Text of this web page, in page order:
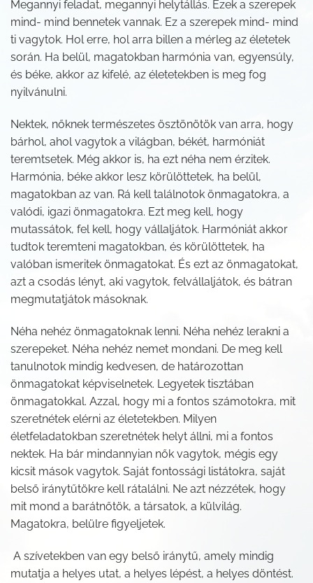
Megannyi feladat, megannyi helytállás. Ezek a szerepek
mind- mind bennetek vannak. Ez a szerepek mind- mind
ti vagytok. Hol erre, hol arra billen a mérleg az életetek
során. Ha belül, magatokban harmónia van, egyensúly,
és béke, akkor az kifelé, az életetekben is meg fog
nyilvánulni.
Nektek, nőknek természetes ösztönötök van arra, hogy
bárhol, ahol vagytok a világban, békét, harmóniát
teremtsetek. Még akkor is, ha ezt néha nem érzitek.
Harmónia, béke akkor lesz körülöttetek, ha belül,
magatokban az van. Rá kell találnotok önmagatokra, a
valódi, igazi önmagatokra. Ezt meg kell, hogy
mutassátok, fel kell, hogy vállaljátok. Harmóniát akkor
tudtok teremteni magatokban, és körülöttetek, ha
valóban ismeritek önmagatokat. És ezt az önmagatokat,
azt a csodás lényt, aki vagytok, felvállaljátok, és bátran
megmutatjátok másoknak.
Néha nehéz önmagatoknak lenni. Néha nehéz lerakni a
szerepeket. Néha nehéz nemet mondani. De meg kell
tanulnotok mindig kedvesen, de határozottan
önmagatokat képviselnetek. Legyetek tisztában
önmagatokkal. Azzal, hogy mi a fontos számotokra, mit
szeretnétek elérni az életetekben. Milyen
életfeladatokban szeretnétek helyt állni, mi a fontos
nektek. Ha bár mindannyian nők vagytok, mégis egy
kicsit mások vagytok. Saját fontossági listátokra, saját
belső iránytűtökre kell rátalálni. Ne azt nézzétek, hogy
mit mond a barátnőtök, a társatok, a külvilág.
Magatokra, belülre figyeljetek.
A szívetekben van egy belső iránytű, amely mindig
mutatja a helyes utat, a helyes lépést, a helyes döntést.